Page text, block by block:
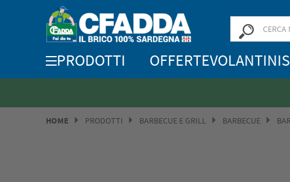
PRODOTTI OFFERTEVOLANTINI
HOME PRODOTTI BARBECUE E GRILL BARBECUE